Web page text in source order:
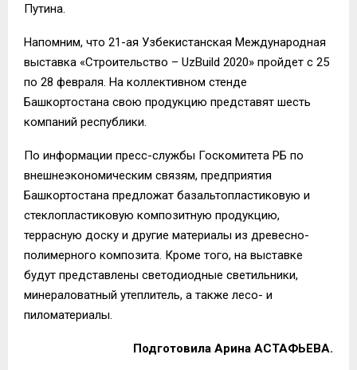
Путина.
Напомним, что 21-ая Узбекистанская Международная
выставка «Строительство – UzBuild 2020» пройдет с 25
по 28 февраля. На коллективном стенде
Башкортостана свою продукцию представят шесть
компаний республики.
По информации пресс-службы Госкомитета РБ по
внешнеэкономическим связям, предприятия
Башкортостана предложат базальтопластиковую и
стеклопластиковую композитную продукцию,
террасную доску и другие материалы из древесно-
полимерного композита. Кроме того, на выставке
будут представлены светодиодные светильники,
минераловатный утеплитель, а также лесо- и
пиломатериалы.
Подготовила Арина АСТАФЬЕВА.